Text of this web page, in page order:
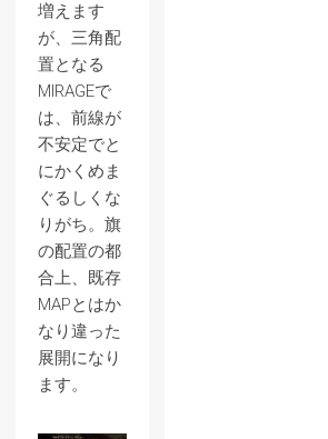
増えます
が、三角配
置となる
MIRAGEで
は、前線が
不安定でと
にかくめま
ぐるしくな
りがち。旗
の配置の都
合上、既存
MAPとはか
なり違った
展開になり
ます。